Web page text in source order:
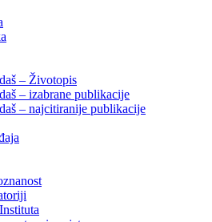
– Životopis
– izabrane publikacije
– najcitiranije publikacije